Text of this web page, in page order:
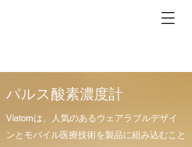
パルス酸素濃度計
Viatomは、人気のあるウェアラブルデザイ
ンとモバイル医療技術を製品に組み込むこと